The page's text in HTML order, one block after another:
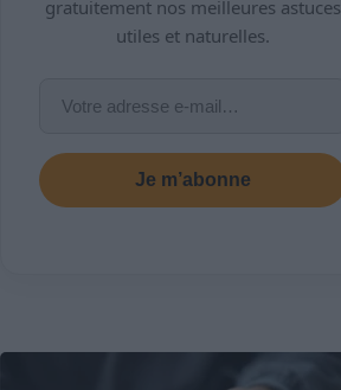
gratuitement nos meilleures astuces
utiles et naturelles.
Je m’abonne